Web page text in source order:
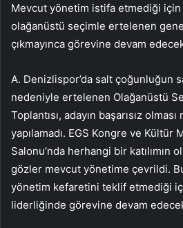
Mevcut yönetim istifa etmediği için
olağanüstü seçimle ertelenen
çıkmayınca görevine devam
A. Denizlispor’da salt çoğunluğun
nedeniyle ertelenen Olağanüstü
Toplantısı, adayın başarısız
yapılamadı. EGS Kongre ve Kültür
Salonu’nda herhangi bir katılımın
gözler mevcut yönetime çevrildi.
yönetim kefaretini teklif etmediği
liderliğinde görevine devam